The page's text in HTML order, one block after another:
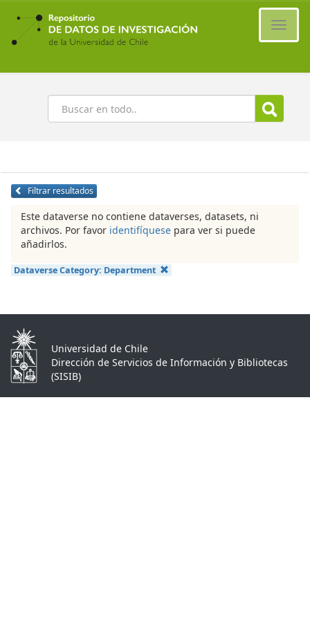
Ir
contenido
principal
Buscar
Filtrar resultados
Este dataverse no contiene dataverses, datasets, ni
archivos. Por favor identifíquese para ver si puede
añadirlos.
Dataverse Category: Department
Universidad de Chile
Dirección de Servicios de Información y Bibliotecas
(SISIB)